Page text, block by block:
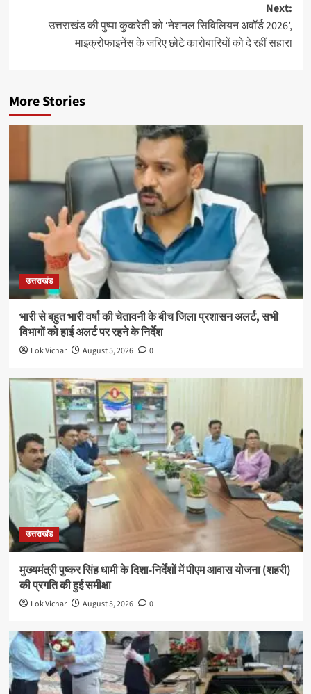
Next:
उत्तराखंड की पुष्पा कुकरेती को ‘नेशनल सिविलियन अवॉर्ड 2026’,
माइक्रोफाइनेंस के जरिए छोटे कारोबारियों को दे रहीं सहारा
More Stories
उत्तराखंड
भारी से बहुत भारी वर्षा की चेतावनी के बीच जिला प्रशासन अलर्ट, सभी
विभागों को हाई अलर्ट पर रहने के निर्देश
Lok Vichar August 5, 2026 0
उत्तराखंड
मुख्यमंत्री पुष्कर सिंह धामी के दिशा-निर्देशों में पीएम आवास योजना (शहरी)
की प्रगति की हुई समीक्षा
Lok Vichar August 5, 2026 0